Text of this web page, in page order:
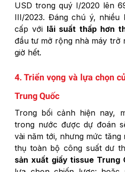
USD trong quý I/2020 lên
III/2023. Đáng chú ý, nhiều
cấp với lãi suất thấp hơn
đầu tư mở rộng nhà máy trở
giờ hết.
4. Triển vọng và lựa chọn
Trung Quốc
Trong bối cảnh hiện nay,
trong nước được dự đoán
vài năm tới, nhưng mức tăng
thụ toàn bộ công suất dư
sản xuất giấy tissue Trung